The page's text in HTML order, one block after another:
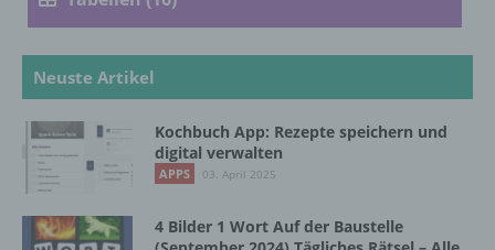
Neuste Artikel
Kochbuch App: Rezepte speichern und
digital verwalten
APPS 03. April 2025
4 Bilder 1 Wort Auf der Baustelle
personenbezogene Daten von dem für die
Verarbeitung Verantwortlichen verarbeitet
c) Verarbeitung
Verarbeitung ist jeder mit oder ohne Hilfe
Vorgang oder jede solche Vorgangsreihe im
Zusammenhang mit personenbezogenen